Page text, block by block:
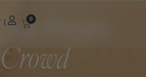
0From